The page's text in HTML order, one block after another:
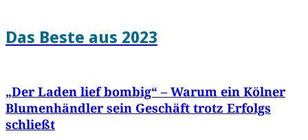
Das Beste aus 2023
„Der Laden lief bombig“ – Warum ein Kölner
Blumenhändler sein Geschäft trotz Erfolgs
schließt